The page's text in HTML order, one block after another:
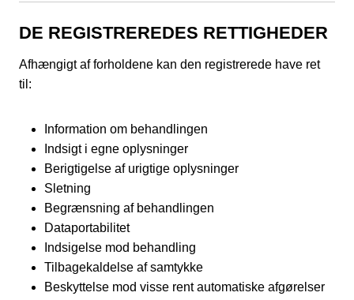
DE REGISTREREDES RETTIGHEDER
Afhængigt af forholdene kan den registrerede have ret
til:
Information om behandlingen
Indsigt i egne oplysninger
Berigtigelse af urigtige oplysninger
Sletning
Begrænsning af behandlingen
Dataportabilitet
Indsigelse mod behandling
Tilbagekaldelse af samtykke
Beskyttelse mod visse rent automatiske afgørelser